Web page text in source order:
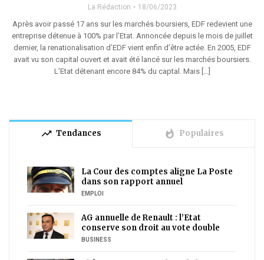
La Rédaction 18/06/2023
Après avoir passé 17 ans sur les marchés boursiers, EDF redevient une
entreprise détenue à 100% par l’Etat. Annoncée depuis le mois de juillet
dernier, la renationalisation d’EDF vient enfin d’être actée. En 2005, EDF
avait vu son capital ouvert et avait été lancé sur les marchés boursiers.
L’Etat détenant encore 84% du captal. Mais […]
trending_up Tendances whatshot Populaires
La Cour des comptes aligne La Poste
dans son rapport annuel
EMPLOI
AG annuelle de Renault : l’Etat
conserve son droit au vote double
BUSINESS